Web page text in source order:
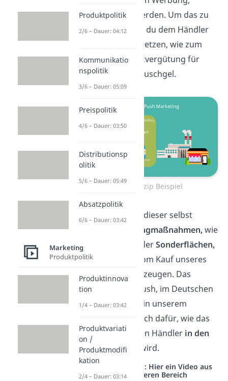
angesprochen werden. Um das zu
erreichen, kannst du dem Händler
gewisse Anreize setzen, wie zum
Beispiel eine Rückvergütung für
jedes verkaufte Duschgel.
Push Prinzip Beispiel
Dadurch ergreift dieser selbst
Marketingmaßnahmen,wie
Reklametafeln
oderSonderflächen,
um die Kunden vom Kauf unseres
Produkts zu überzeugen. Das
englische Wort Push, im Deutschen
„Drücken“,steht in unserem
Beispiel also bildlich dafür, wie das
Duschgel über den Händler in den
Markt gedrückt
wird.
Studyflix vernetzt: Hier ein Video aus
einem anderen Bereich
Produktpolitik
2/6 – Dauer: 04:12
Kommunikatio
nspolitik
3/6 – Dauer: 05:09
Preispolitik
4/6 – Dauer: 03:50
Distributionsp
olitik
5/6 – Dauer: 05:49
Absatzpolitik
6/6 – Dauer: 03:42
Marketing
Produktpolitik
Produktinnova
tion
1/4 – Dauer: 03:42
Produktvariati
on /
Produktmodifi
kation
2/4 – Dauer: 03:14